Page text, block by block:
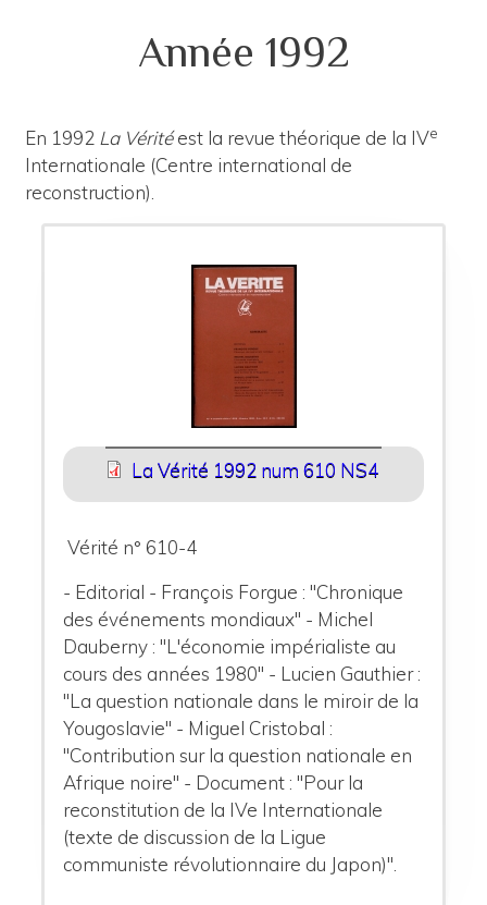
Année 1992
En 1992 La Véritéest la revue théorique de la IVe
Internationale (Centre international de
reconstruction).
La Vérité 1992 num 610 NS4
Vérité n° 610-4
- Editorial - François Forgue : "Chronique
des événements mondiaux" - Michel
Dauberny : "L'économie impérialiste au
cours des années 1980" - Lucien Gauthier :
"La question nationale dans le miroir de la
Yougoslavie" - Miguel Cristobal :
"Contribution sur la question nationale en
Afrique noire" - Document : "Pour la
reconstitution de la IVe Internationale
(texte de discussion de la Ligue
communiste révolutionnaire du Japon)".